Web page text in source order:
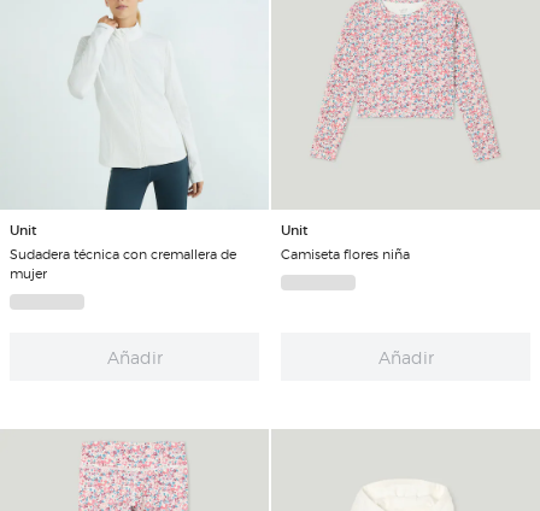
Unit
Sudadera técnica con cremallera de
mujer
Añadir
Unit
Camiseta flores niña
Añadir